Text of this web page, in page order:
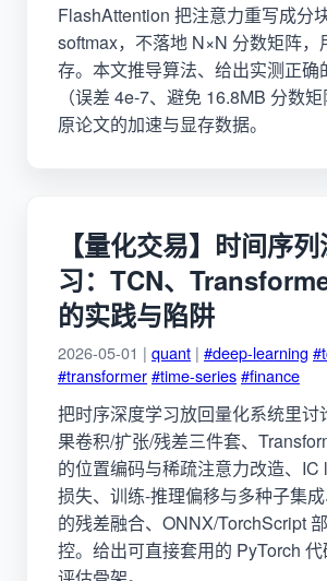
FlashAttention 把注意力重写成分
softmax，不落地 N×N 分数矩阵，
存。本文推导算法、给出实测正确
（误差 4e-7、避免 16.8MB 分数
原论文的加速与显存数据。
【量化交易】时间序
习：TCN、
的实践与陷阱
2026-05-01 | quant | #deep-learning
#transformer#time-series#finance
把时序深度学习放回量化系统里讨
果卷积/扩张/残差三件套、
的位置编码与稀疏注意力改造、IC
损失、训练-推理偏移与多种子集
的残差融合、ONNX/TorchScript
控。给出可直接套用的 PyTorch